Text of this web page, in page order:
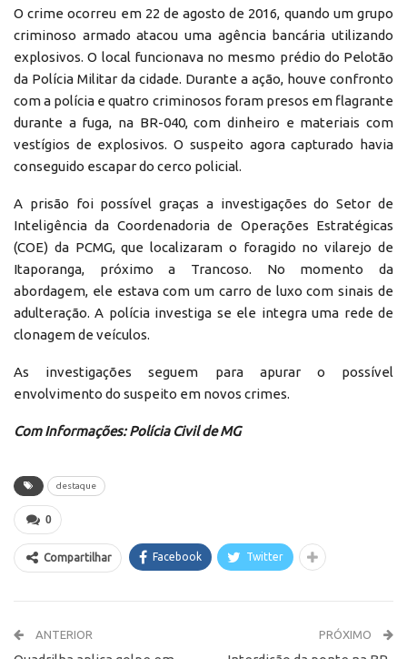
O crime ocorreu em 22 de agosto de 2016, quando um grupo
criminoso armado atacou uma agência bancária utilizando
explosivos. O local funcionava no mesmo prédio do Pelotão
da Polícia Militar da cidade. Durante a ação, houve confronto
com a polícia e quatro criminosos foram presos em flagrante
durante a fuga, na BR-040, com dinheiro e materiais com
vestígios de explosivos. O suspeito agora capturado havia
conseguido escapar do cerco policial.
A prisão foi possível graças a investigações do Setor de
Inteligência da Coordenadoria de Operações Estratégicas
(COE) da PCMG, que localizaram o foragido no vilarejo de
Itaporanga, próximo a Trancoso. No momento da
abordagem, ele estava com um carro de luxo com sinais de
adulteração. A polícia investiga se ele integra uma rede de
clonagem de veículos.
As investigações seguem para apurar o possível
envolvimento do suspeito em novos crimes.
Com Informações: Polícia Civil de MG
destaque
0
Compartilhar Facebook Twitter
ANTERIOR PRÓXIMO